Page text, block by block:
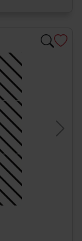
Next